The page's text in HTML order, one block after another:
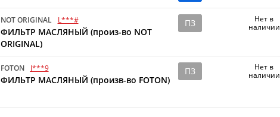
NOT ORIGINAL L***#
ФИЛЬТР МАСЛЯНЫЙ (произ-во NOT
ORIGINAL)
ПЗ
Нет в
наличии
FOTON J***9
ФИЛЬТР МАСЛЯНЫЙ (произв-во FOTON)
ПЗ
Нет в
наличии